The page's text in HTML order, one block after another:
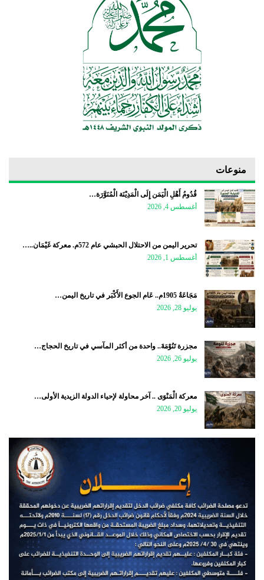
منوعات
قُدُومُ أَهْلِ الْيَمَن إِلَى الْمَدِيْنَة الْمُنَوَّرَة…
أغسطس 4, 2026
تحرير اليمن من الاحتلال الحبشي عام 572م. معركة غَيْمَان..…
أغسطس 1, 2026
مَجَاعَةُ 1905م.. عَام الجوع الأَكْبَر في تاريخ اليمن…
يوليو 28, 2026
مجزرة تَنُوْمَةَ.. واحدة من أكثر المآسي في تاريخ الحجاج…
يوليو 26, 2026
معركة الْمَنْوَى .. آخر محاولة لإحياء الدولة الزيدية الأولى…
يوليو 20, 2026